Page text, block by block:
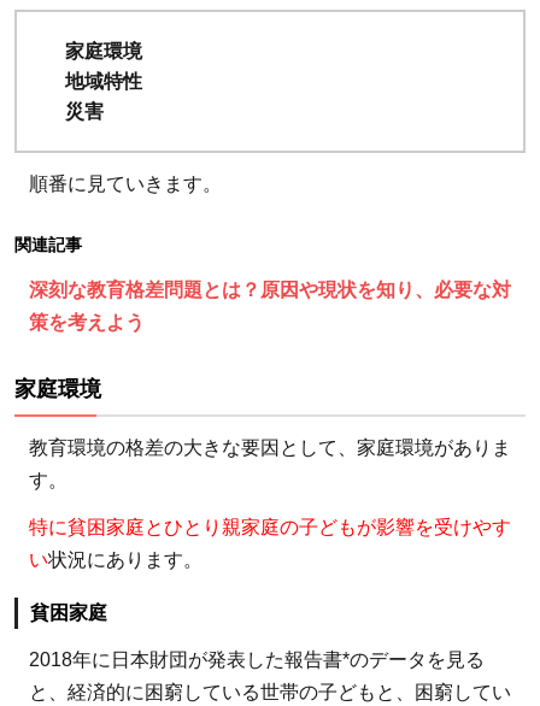
1.0.0.1
1.1
家庭
環境
1.1.1
1.1.2
1.1.2.1
関連記事
地域
特性
災害
1.4
新型
家庭環境
地域特性
災害
順番に見ていきます。
関連記事
深刻な教育格差問題とは？原因や現状を知り、必要な対
策を考えよう
家庭環境
教育環境の格差の大きな要因として、家庭環境がありま
す。
特に貧困家庭とひとり親家庭の子どもが影響を受けやす
い状況にあります。
貧困家庭
2018年に日本財団が発表した報告書*のデータを見る
と、経済的に困窮している世帯の子どもと、困窮してい